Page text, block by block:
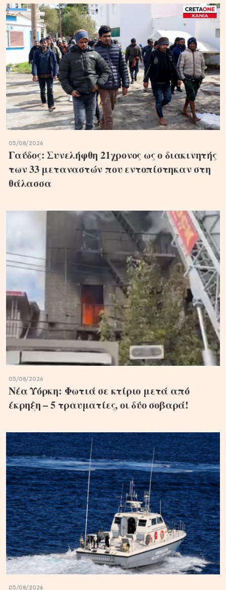
05/08/2026
Γαύδος: Συνελήφθη 21χρονος ως ο διακινητής
των 33 μεταναστών που εντοπίστηκαν στη
θάλασσα
05/08/2026
Νέα Υόρκη: Φωτιά σε κτίριο μετά από
έκρηξη – 5 τραυματίες, οι δύο σοβαρά!
05/08/2026